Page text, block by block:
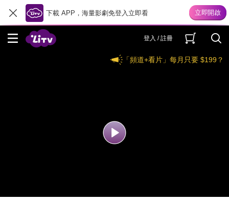
下載 APP，海量影劇免登入立即看
登入 / 註冊
「頻道+看片」每月只要 $199？